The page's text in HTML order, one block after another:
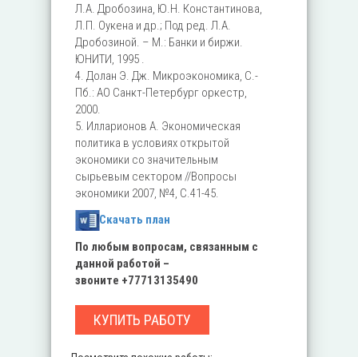
Л.А. Дробозина, Ю.Н. Константинова,
Л.П. Оукена и др.; Под ред. Л.А.
Дробозиной. – М.: Банки и биржи.
ЮНИТИ, 1995 .
4. Долан Э. Дж. Микроэкономика, С.-
Пб.: АО Санкт-Петербург оркестр,
2000.
5. Илларионов А. Экономическая
политика в условиях открытой
экономики со значительным
сырьевым сектором //Вопросы
экономики 2007, №4, С.41-45.
Скачать план
По любым вопросам, связанным с
данной работой –
звоните +77713135490
КУПИТЬ РАБОТУ